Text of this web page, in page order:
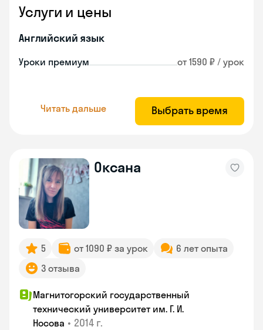
Услуги и цены
Английский язык
Уроки премиум от 1590 ₽ / урок
Читать дальше Выбрать время
Оксана
5 от 1090 ₽ за урок
6 лет опыта
3 отзыва
Магнитогорский государственный
технический университет им. Г. И.
Носова • 2014 г.